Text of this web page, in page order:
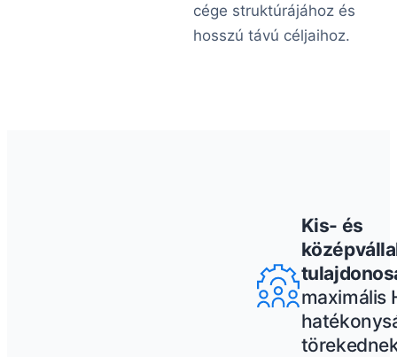
cége struktúrájához és
hosszú távú céljaihoz.
Kis- és
maximális